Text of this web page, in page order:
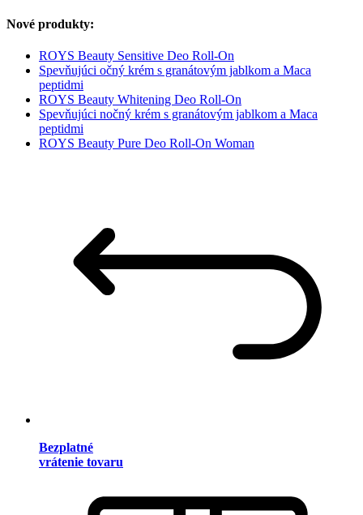
Nové produkty:
ROYS Beauty Sensitive Deo Roll-On
Spevňujúci očný krém s granátovým jablkom a Maca
peptidmi
ROYS Beauty Whitening Deo Roll-On
Spevňujúci nočný krém s granátovým jablkom a Maca
peptidmi
ROYS Beauty Pure Deo Roll-On Woman
Bezplatné
vrátenie tovaru